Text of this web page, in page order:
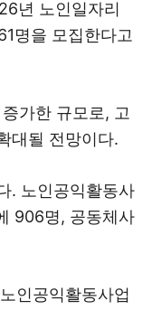
년 노인일자리
명을 모집한다고
가한 규모로, 고
대될 전망이다.
. 노인공익활동사
906명, 공동체사
인공익활동사업